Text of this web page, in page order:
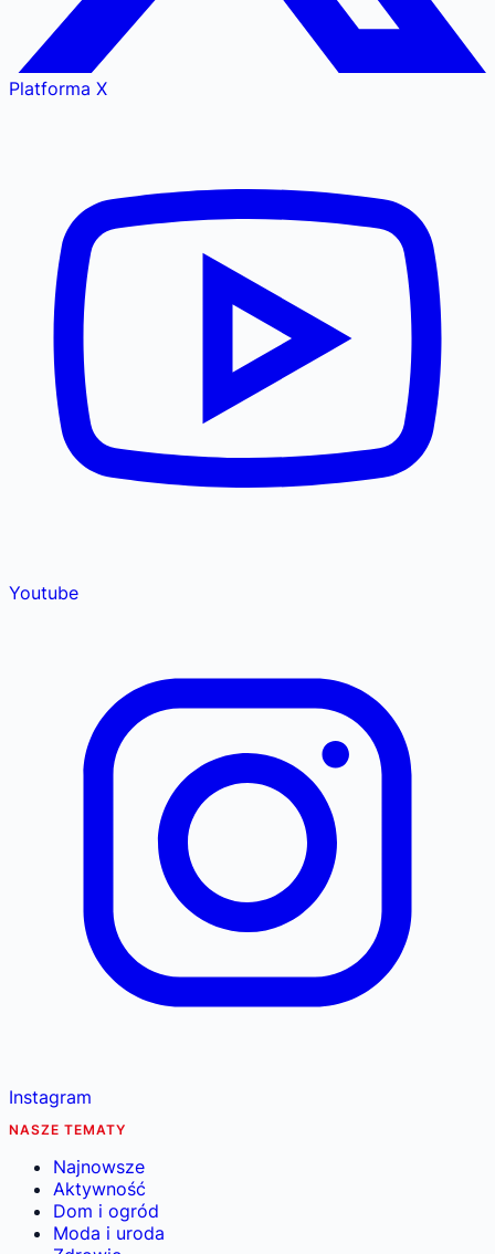
Platforma X
Youtube
Instagram
NASZE TEMATY
Najnowsze
Aktywność
Dom i ogród
Moda i uroda